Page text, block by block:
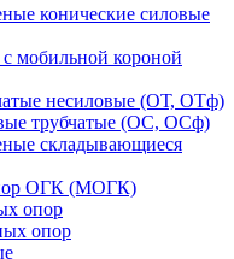
конические силовые
мобильной короной
несиловые (ОТ, ОТф)
трубчатые (ОС, ОСф)
складывающиеся
ОГК (МОГК)
опор
опор